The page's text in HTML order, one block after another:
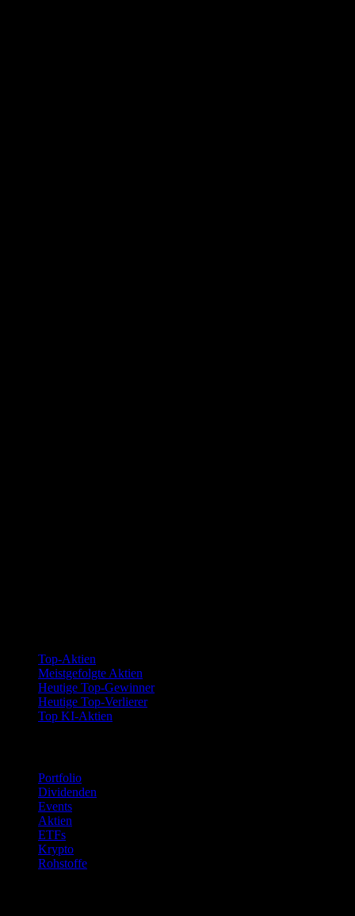
Top-Aktien
Meistgefolgte Aktien
Heutige Top-Gewinner
Heutige Top-Verlierer
Top KI-Aktien
Portfolio
Dividenden
Events
Aktien
ETFs
Krypto
Rohstoffe